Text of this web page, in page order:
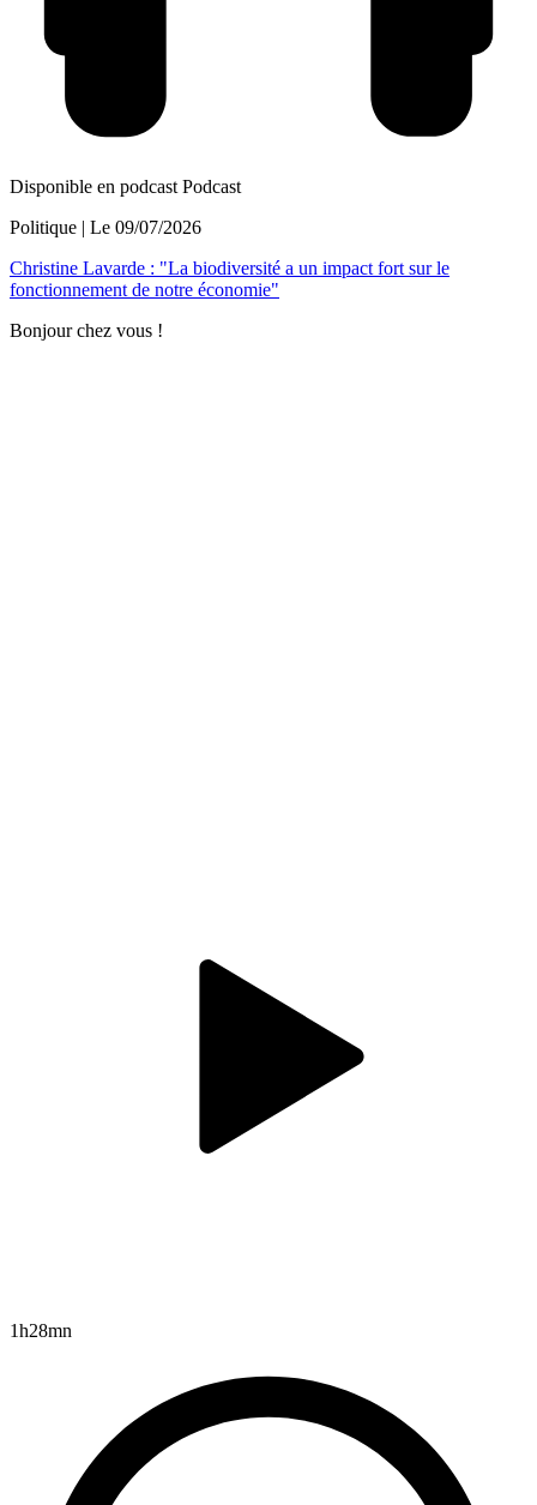
Disponible en podcast Podcast
Politique | Le 09/07/2026
Christine Lavarde : "La biodiversité a un impact fort sur le
fonctionnement de notre économie"
Bonjour chez vous !
1h28mn